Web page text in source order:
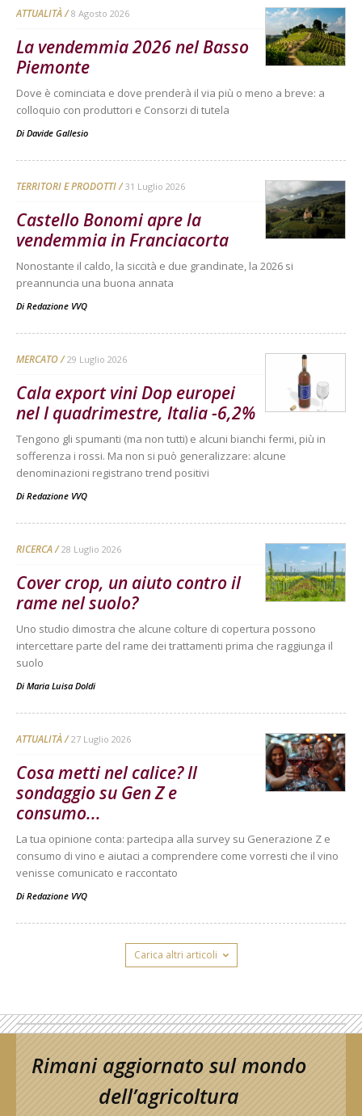
ATTUALITÀ 8 Agosto 2026
La vendemmia 2026 nel Basso
Piemonte
Dove è cominciata e dove prenderà il via più o meno a breve: a
colloquio con produttori e Consorzi di tutela
Di Davide Gallesio
TERRITORI E PRODOTTI 31 Luglio 2026
Castello Bonomi apre la
vendemmia in Franciacorta
Nonostante il caldo, la siccità e due grandinate, la 2026 si
preannuncia una buona annata
Di Redazione VVQ
MERCATO 29 Luglio 2026
Cala export vini Dop europei
nel I quadrimestre, Italia -6,2%
Tengono gli spumanti (ma non tutti) e alcuni bianchi fermi, più in
sofferenza i rossi. Ma non si può generalizzare: alcune
denominazioni registrano trend positivi
Di Redazione VVQ
RICERCA 28 Luglio 2026
Cover crop, un aiuto contro il
rame nel suolo?
Uno studio dimostra che alcune colture di copertura possono
intercettare parte del rame dei trattamenti prima che raggiunga il
suolo
Di Maria Luisa Doldi
ATTUALITÀ 27 Luglio 2026
Cosa metti nel calice? Il
sondaggio su Gen Z e
consumo...
La tua opinione conta: partecipa alla survey su Generazione Z e
consumo di vino e aiutaci a comprendere come vorresti che il vino
venisse comunicato e raccontato
Di Redazione VVQ
Carica altri articoli
Rimani aggiornato sul mondo
dell’agricoltura